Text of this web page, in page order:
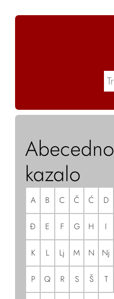
Abecedno
kazalo
A B C Č Ć D
Đ E F G H I
K L Lj M N Nj
P Q R S Š T